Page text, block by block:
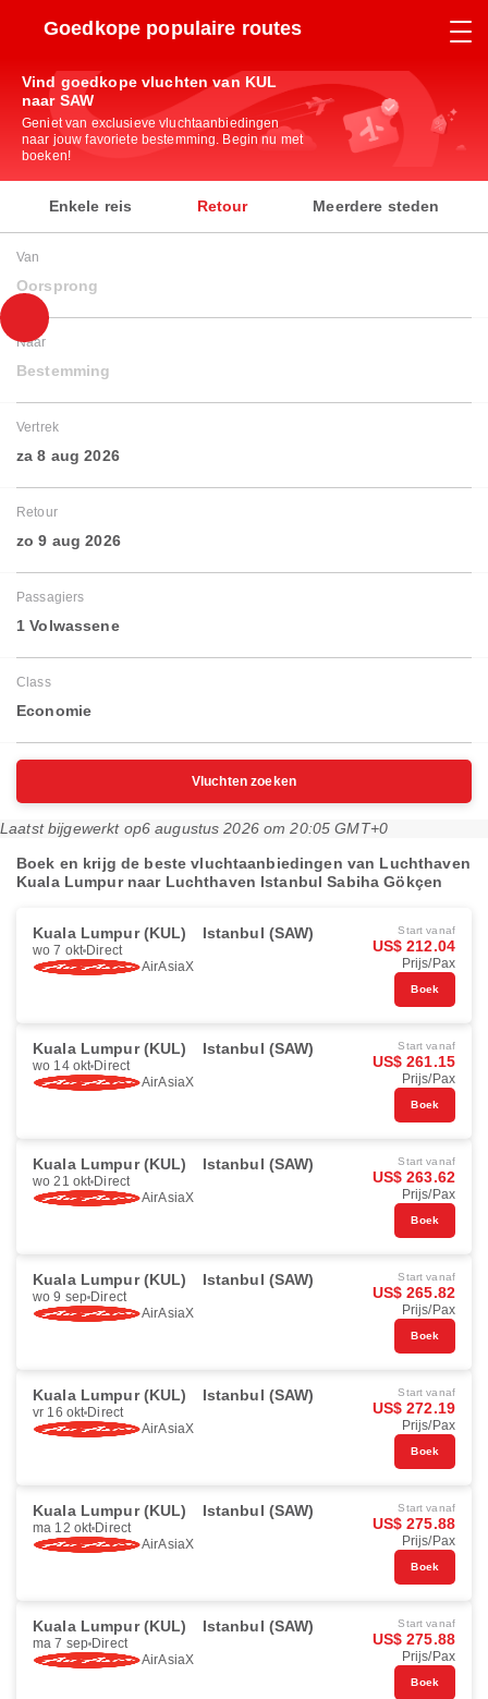
Goedkope populaire routes
Vind goedkope vluchten van KUL
naar SAW
Geniet van exclusieve vluchtaanbiedingen
naar jouw favoriete bestemming. Begin nu met
boeken!
Enkele reis Retour Meerdere steden
Van
Oorsprong
Naar
Bestemming
Vertrek
za 8 aug 2026
Retour
zo 9 aug 2026
Passagiers
1 Volwassene
Class
Economie
Vluchten zoeken
Laatst bijgewerkt op6 augustus 2026 om 20:05 GMT+0
Boek en krijg de beste vluchtaanbiedingen van Luchthaven
Kuala Lumpur naar Luchthaven Istanbul Sabiha Gökçen
Kuala Lumpur (KUL) Istanbul (SAW)
wo 7 okt Direct
AirAsiaX
Start vanaf
US$ 212.04
Prijs/Pax
Boek
Kuala Lumpur (KUL) Istanbul (SAW)
wo 14 okt Direct
AirAsiaX
Start vanaf
US$ 261.15
Prijs/Pax
Boek
Kuala Lumpur (KUL) Istanbul (SAW)
wo 21 okt Direct
AirAsiaX
Start vanaf
US$ 263.62
Prijs/Pax
Boek
Kuala Lumpur (KUL) Istanbul (SAW)
wo 9 sep Direct
AirAsiaX
Start vanaf
US$ 265.82
Prijs/Pax
Boek
Kuala Lumpur (KUL) Istanbul (SAW)
vr 16 okt Direct
AirAsiaX
Start vanaf
US$ 272.19
Prijs/Pax
Boek
Kuala Lumpur (KUL) Istanbul (SAW)
ma 12 okt Direct
AirAsiaX
Start vanaf
US$ 275.88
Prijs/Pax
Boek
Kuala Lumpur (KUL) Istanbul (SAW)
ma 7 sep Direct
AirAsiaX
Start vanaf
US$ 275.88
Prijs/Pax
Boek